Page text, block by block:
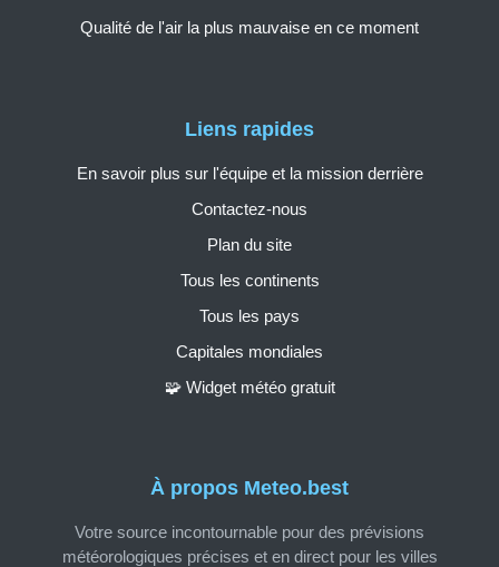
À propos Meteo.best
Votre source incontournable pour des prévisions
météorologiques précises et en direct pour les villes
Liens rapides
En savoir plus sur l'équipe et la mission derrière
Contactez-nous
Plan du site
Tous les continents
Tous les pays
Capitales mondiales
🧩 Widget météo gratuit
Qualité de l'air la plus mauvaise en ce moment